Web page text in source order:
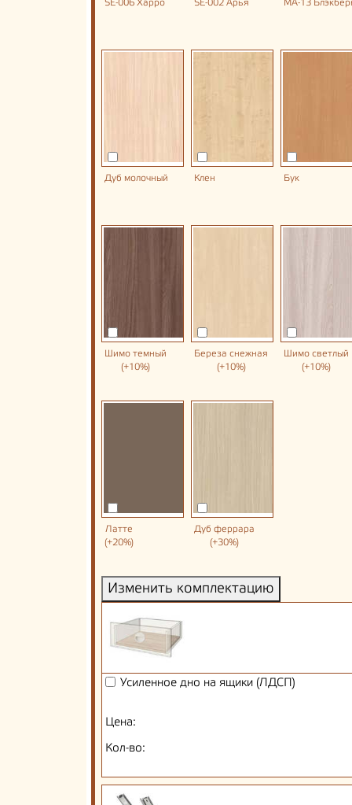
SE-006 Харро SE-002 Арья MA-13
Дуб молочный Клен Бук
Шимо темный
(+10%)
Береза снежная
(+10%)
Шимо светлый
(+10%)
Латте
(+20%)
Дуб феррара
(+30%)
Изменить комплектацию
Усиленное дно на ящики (ЛДСП)
Цена:
Кол-во: